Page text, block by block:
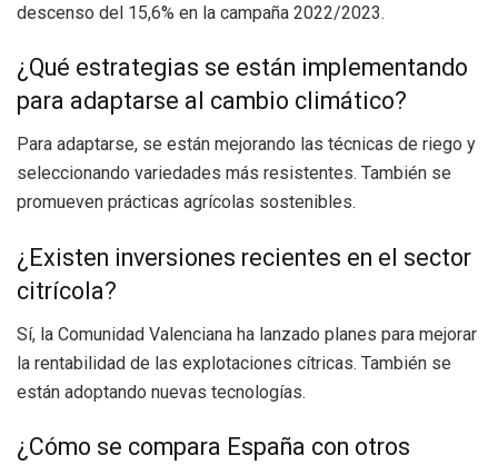
descenso del 15,6% en la campaña 2022/2023.
¿Qué estrategias se están implementando
para adaptarse al cambio climático?
Para adaptarse, se están mejorando las técnicas de riego y
seleccionando variedades más resistentes. También se
promueven prácticas agrícolas sostenibles.
¿Existen inversiones recientes en el sector
citrícola?
Sí, la Comunidad Valenciana ha lanzado planes para mejorar
la rentabilidad de las explotaciones cítricas. También se
están adoptando nuevas tecnologías.
¿Cómo se compara España con otros